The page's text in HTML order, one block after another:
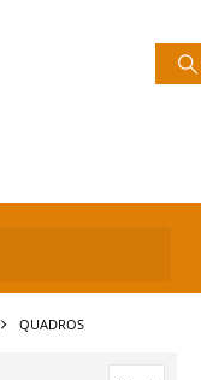
QUADROS